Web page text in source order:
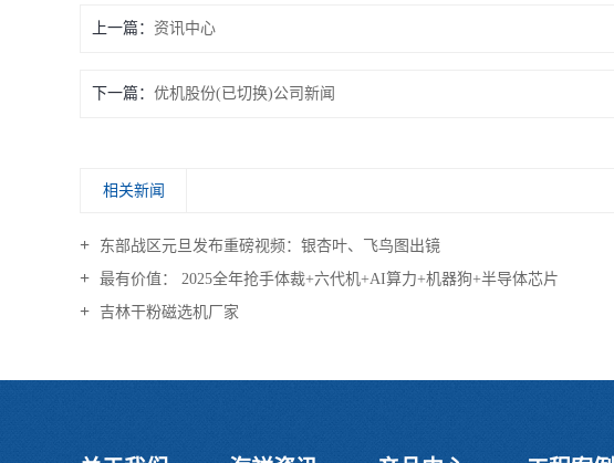
上一篇： 资讯中心
下一篇： 优机股份(已切换)公司新闻
相关新闻
东部战区元旦发布重磅视频：银杏叶、飞鸟图出镜
最有价值： 2025全年抢手体裁+六代机+AI算力+机器狗+半导体芯片
吉林干粉磁选机厂家